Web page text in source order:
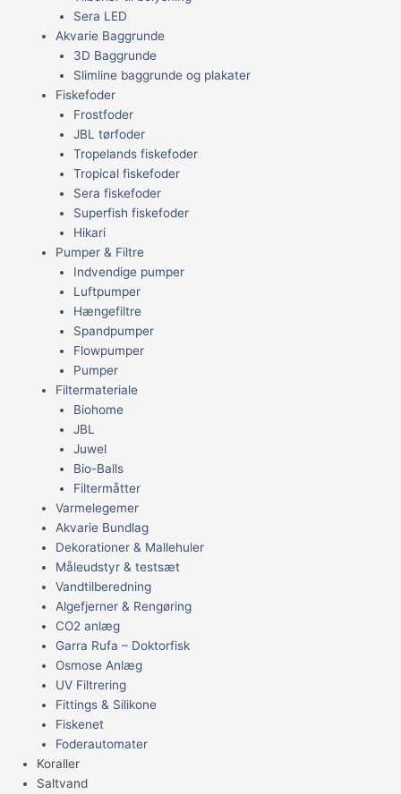
Sera LED
Akvarie Baggrunde
3D Baggrunde
Slimline baggrunde og plakater
Fiskefoder
Frostfoder
JBL tørfoder
Tropelands fiskefoder
Tropical fiskefoder
Sera fiskefoder
Superfish fiskefoder
Hikari
Pumper & Filtre
Indvendige pumper
Luftpumper
Hængefiltre
Spandpumper
Flowpumper
Pumper
Filtermateriale
Biohome
JBL
Juwel
Bio-Balls
Filtermåtter
Varmelegemer
Akvarie Bundlag
Dekorationer & Mallehuler
Måleudstyr & testsæt
Vandtilberedning
Algefjerner & Rengøring
CO2 anlæg
Garra Rufa – Doktorfisk
Osmose Anlæg
UV Filtrering
Fittings & Silikone
Fiskenet
Foderautomater
Koraller
Saltvand